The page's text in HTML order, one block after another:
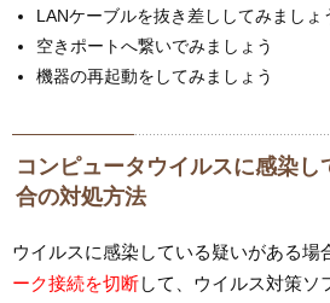
LANケーブルを抜き差ししてみましょ
空きポートへ繋いでみましょう
機器の再起動をしてみましょう
コンピュータウイルスに感染し
合の対処方法
ウイルスに感染している疑いがある場
ーク接続を切断して、ウイルス対策ソ